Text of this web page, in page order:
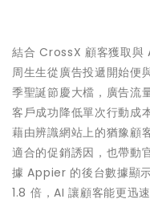
結合 CrossX 顧客獲取與
周生生從廣告投遞開始便
季聖誕節慶大檔，廣告流
客戶成功降低單次行動成
藉由辨識網站上的猶豫顧
適合的促銷誘因，也帶動
據 Appier 的後台數據顯
1.8 倍，AI 讓顧客能更迅